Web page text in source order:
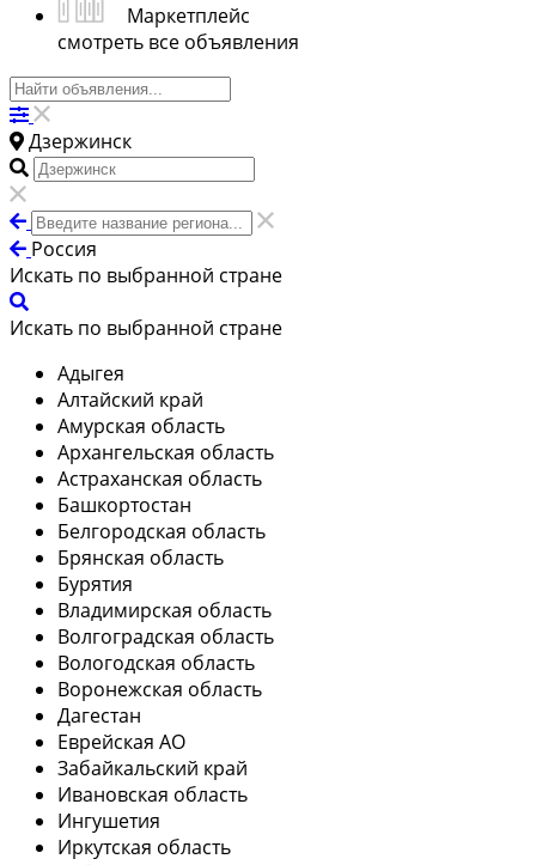
Маркетплейс
смотреть все объявления
Дзержинск
Россия
Искать по выбранной стране
Искать по выбранной стране
Адыгея
Алтайский край
Амурская область
Архангельская область
Астраханская область
Башкортостан
Белгородская область
Брянская область
Бурятия
Владимирская область
Волгоградская область
Вологодская область
Воронежская область
Дагестан
Еврейская АО
Забайкальский край
Ивановская область
Ингушетия
Иркутская область